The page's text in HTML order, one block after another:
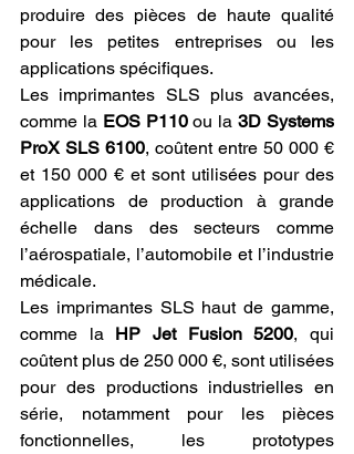
produire des pièces de haute qualité
pour les petites entreprises ou les
applications spécifiques.
Les imprimantes SLS plus avancées,
comme la EOS P110 ou la 3D Systems
ProX SLS 6100, coûtent entre 50 000 €
et 150 000 € et sont utilisées pour des
applications de production à grande
échelle dans des secteurs comme
l’aérospatiale, l’automobile et l’industrie
médicale.
Les imprimantes SLS haut de gamme,
comme la HP Jet Fusion 5200, qui
coûtent plus de 250 000 €, sont utilisées
pour des productions industrielles en
série, notamment pour les pièces
fonctionnelles, les prototypes